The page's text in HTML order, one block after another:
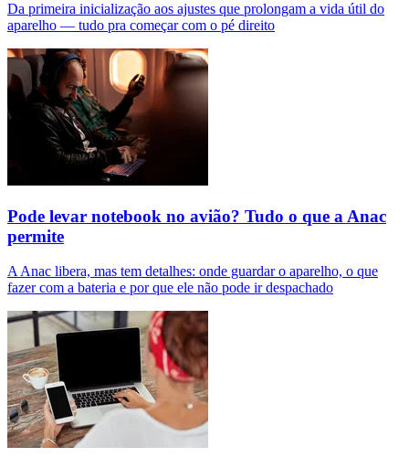
Da primeira inicialização aos ajustes que prolongam a vida útil do
aparelho — tudo pra começar com o pé direito
Pode levar notebook no avião? Tudo o que a Anac
permite
A Anac libera, mas tem detalhes: onde guardar o aparelho, o que
fazer com a bateria e por que ele não pode ir despachado